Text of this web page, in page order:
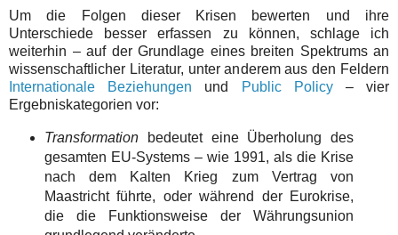
Um die Folgen dieser Krisen bewerten und ihre
Unterschiede besser erfassen zu können, schlage ich
weiterhin – auf der Grundlage eines breiten Spektrums an
wissenschaftlicher Literatur, unter anderem aus den Feldern
Internationale Beziehungen und Public Policy– vier
Ergebniskategorien vor:
Transformationbedeutet eine Überholung des
gesamten EU-Systems – wie 1991, als die Krise
nach dem Kalten Krieg zum Vertrag von
Maastricht führte, oder während der Eurokrise,
die die Funktionsweise der Währungsunion